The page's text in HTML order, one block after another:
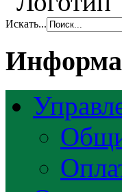
Искать...